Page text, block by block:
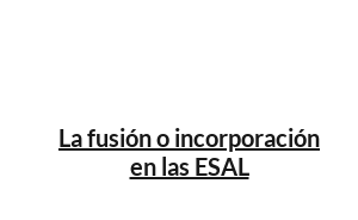
La fusión o incorporación
en las ESAL